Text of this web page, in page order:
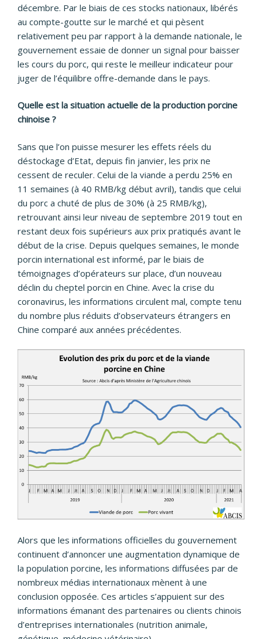
décembre. Par le biais de ces stocks nationaux, libérés
au compte-goutte sur le marché et qui pèsent
relativement peu par rapport à la demande nationale, le
gouvernement essaie de donner un signal pour baisser
les cours du porc, qui reste le meilleur indicateur pour
juger de l’équilibre offre-demande dans le pays.
Quelle est la situation actuelle de la production porcine
chinoise ?
Sans que l’on puisse mesurer les effets réels du
déstockage d’Etat, depuis fin janvier, les prix ne
cessent de reculer. Celui de la viande a perdu 25% en
11 semaines (à 40 RMB/kg début avril), tandis que celui
du porc a chuté de plus de 30% (à 25 RMB/kg),
retrouvant ainsi leur niveau de septembre 2019 tout en
restant deux fois supérieurs aux prix pratiqués avant le
début de la crise. Depuis quelques semaines, le monde
porcin international est informé, par le biais de
témoignages d’opérateurs sur place, d’un nouveau
déclin du cheptel porcin en Chine. Avec la crise du
coronavirus, les informations circulent mal, compte tenu
du nombre plus réduits d’observateurs étrangers en
Chine comparé aux années précédentes.
Alors que les informations officielles du gouvernement
continuent d’annoncer une augmentation dynamique de
la population porcine, les informations diffusées par de
nombreux médias internationaux mènent à une
conclusion opposée. Ces articles s’appuient sur des
informations émanant des partenaires ou clients chinois
d’entreprises internationales (nutrition animale,